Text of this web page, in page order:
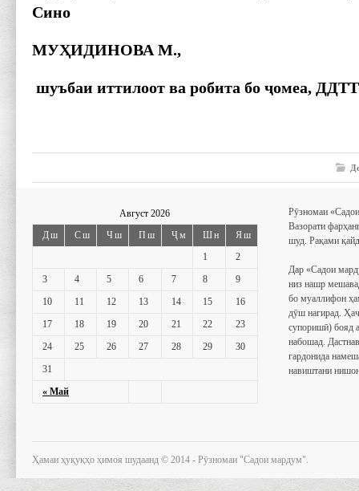
Сино
МУҲИДИНОВА М.,
шуъбаи иттилоот ва робита бо ҷомеа,
Август 2026
Дш
Сш Чш Пш Ҷм Шн Яш
« Май
1
2
3
4 5 6 7 8
9
10
11 12 13 14 15
16
17
18 19 20 21 22
23
24
25 26 27 28 29
30
31
Рӯзномаи
Вазорати
шуд. Рақами
Дар «Садои
низ нашр
бо муаллифон
дӯш нагирад.
супоришӣ) бояд
набошад.
гардонида
навиштани
Ҳамаи ҳуқуқҳо ҳимоя шудаанд © 2014 - Рӯзномаи "Садои мардум".